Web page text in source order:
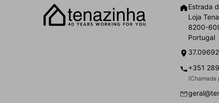
Estrada
Loja
8200-
Portugal
+351
(Chamada